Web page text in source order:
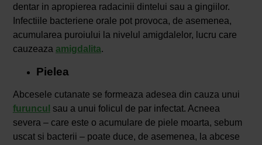
dentar in apropierea radacinii dintelui sau a gingiilor.
Infectiile bacteriene orale pot provoca, de asemenea,
acumularea puroiului la nivelul amigdalelor, lucru care
cauzeaza amigdalita.
Pielea
Abcesele cutanate se formeaza adesea din cauza unui
furuncul sau a unui folicul de par infectat. Acneea
severa – care este o acumulare de piele moarta, sebum
uscat si bacterii – poate duce, de asemenea, la abcese